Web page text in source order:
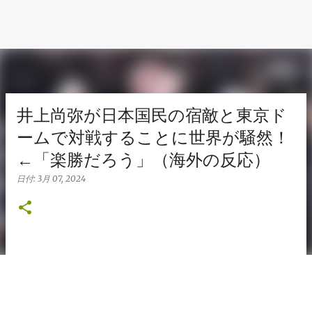
井上尚弥が日本国民の宿敵と東京ド
ームで対戦することに世界が騒然！
←「楽勝だろう」（海外の反応）
日付: 3月 07, 2024